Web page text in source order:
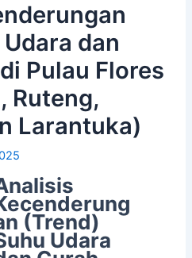
dan
Pulau Flores
Ruteng,
Larantuka)
(Trend)
Udara